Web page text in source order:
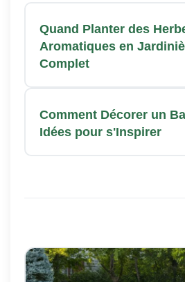
Quand Planter des
Aromatiques en
Complet
Comment Décorer un
Idées pour s'Inspirer